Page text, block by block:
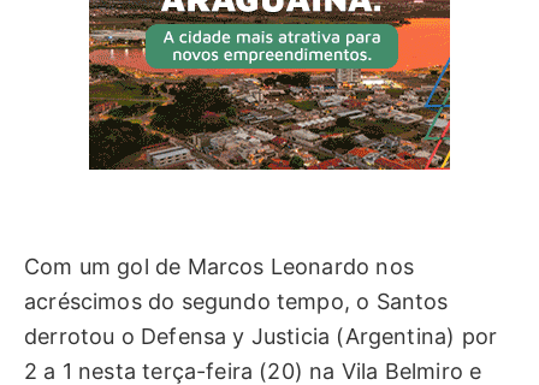
Com um gol de Marcos Leonardo nos
acréscimos do segundo tempo, o Santos
derrotou o Defensa y Justicia (Argentina) por
2 a 1 nesta terça-feira (20) na Vila Belmiro e